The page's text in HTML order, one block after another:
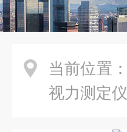
当前位置：
视力测定仪